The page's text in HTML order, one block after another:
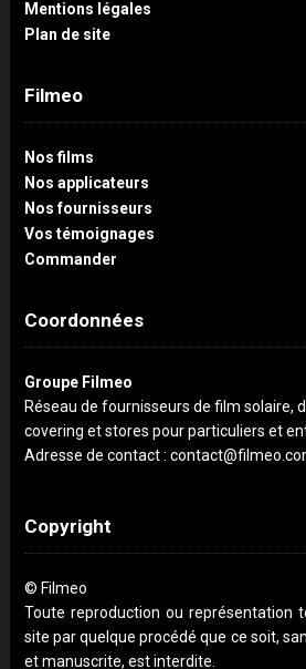
Mentions légales
Plan de site
Filmeo
Nos films
Nos applicateurs
Nos fournisseurs
Vos témoignages
Commander
Coordonnées
Groupe Filmeo
Réseau de fournisseurs de film solaire,
covering et stores pour particuliers et
Adresse de contact :
Copyright
© Filmeo
Toute reproduction ou représentation
site par quelque procédé que ce soit,
et manuscrite, est interdite.